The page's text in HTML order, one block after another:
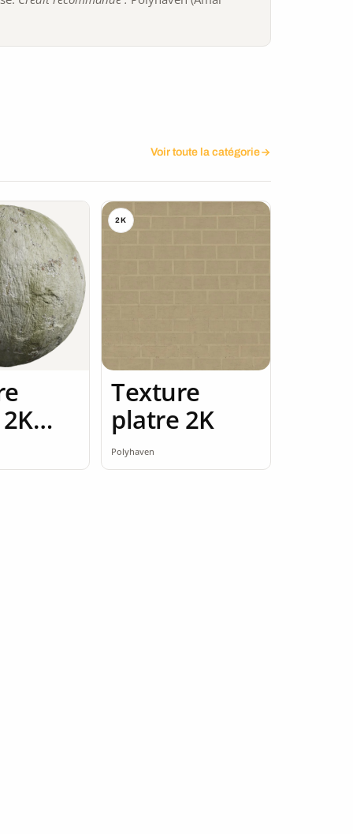
Voir toute la catégorie
2K
Texture
platre 2K
Polyhaven